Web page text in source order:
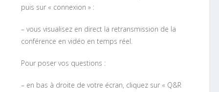
puis sur « connexion » :
– vous visualisez en direct la retransmission de la
conférence en vidéo en temps réel.
Pour poser vos questions :
– en bas à droite de votre écran, cliquez sur « Q&R